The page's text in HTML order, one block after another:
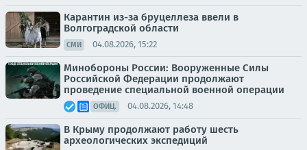
Карантин из-за бруцеллеза ввели в
Волгоградской области
СМИ 04.08.2026, 15:22
Минобороны России: Вооруженные Силы
Российской Федерации продолжают
проведение специальной военной операции
ОФИЦ. 04.08.2026, 14:48
В Крыму продолжают работу шесть
археологических экспедиций